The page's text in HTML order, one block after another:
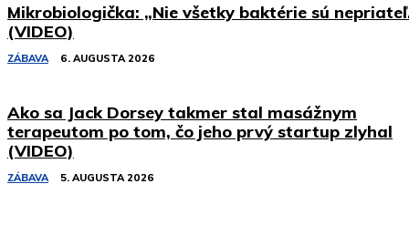
Mikrobiologička: „Nie všetky baktérie sú
(VIDEO)
ZÁBAVA 6. AUGUSTA 2026
Ako sa Jack Dorsey takmer stal masážnym
terapeutom po tom, čo jeho prvý startup zlyhal
(VIDEO)
ZÁBAVA 5. AUGUSTA 2026